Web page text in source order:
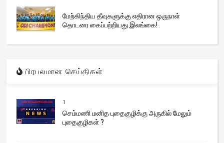
மேற்கிந்திய தீவுகளுக்கு எதிரான ஒருநாள்
தொடரை கைப்பற்றியது இலங்கை!
பிரபலமான செய்திகள்
1
செம்மணி மனித புதைகுழிக்கு அருகில் மேலும்
புதைகுழிகள் ?